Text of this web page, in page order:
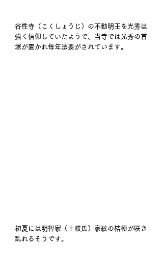
谷性寺（こくしょうじ）の不動明王を光秀は
強く信仰していたようで、当寺では光秀の首
塚が置かれ毎年法要がされています。
初夏には明智家（土岐氏）家紋の桔梗が咲き
乱れるそうです。